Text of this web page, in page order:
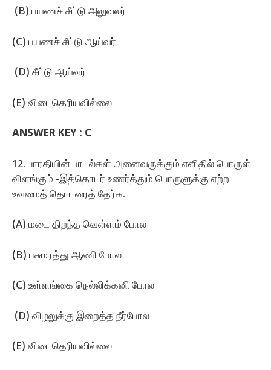
(B) பயணச்‌ சீட்டு அலுவலர்‌
(C) பயணச் சீட்டு ஆய்வர்‌
(D) சீட்டு ஆய்வர்‌
(E) விடைதெரியவில்லை
ANSWER KEY : C
12. பாரதியின்‌ பாடல்கள்‌ அனைவருக்கும்‌ எளிதில்‌ பொருள்‌
விளங்கும்‌ -இத்தொடர்‌ உணர்த்தும்‌ பொருளுக்கு ஏற்ற
உவமைத்‌ தொடரைத்‌ தேர்க.
(A) மடை திறந்த வெள்ளம்‌ போல
(B) பசுமரத்து ஆணி போல
(C) உள்ளங்கை நெல்லிக்கனி போல
(D) விழலுக்கு இறைத்த நீர்போல
(E) விடைதெரியவில்லை